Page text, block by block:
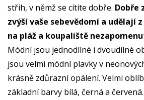
střih, v němž se cítíte dobře. Dobře
zvýší vaše sebevědomí a udělají
na pláž a koupaliště
Módní jsou jednodílné i dvoudílné
jsou velmi módní plavky v
krásně zdůrazní opálení. Velmi
základní barvy bílá, černá a